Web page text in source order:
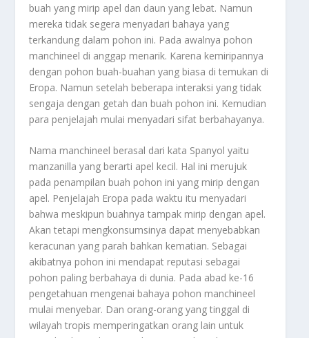
buah yang mirip apel dan daun yang lebat. Namun
mereka tidak segera menyadari bahaya yang
terkandung dalam pohon ini. Pada awalnya pohon
manchineel di anggap menarik. Karena kemiripannya
dengan pohon buah-buahan yang biasa di temukan di
Eropa. Namun setelah beberapa interaksi yang tidak
sengaja dengan getah dan buah pohon ini. Kemudian
para penjelajah mulai menyadari sifat berbahayanya.
Nama manchineel berasal dari kata Spanyol yaitu
manzanilla yang berarti apel kecil. Hal ini merujuk
pada penampilan buah pohon ini yang mirip dengan
apel. Penjelajah Eropa pada waktu itu menyadari
bahwa meskipun buahnya tampak mirip dengan apel.
Akan tetapi mengkonsumsinya dapat menyebabkan
keracunan yang parah bahkan kematian. Sebagai
akibatnya pohon ini mendapat reputasi sebagai
pohon paling berbahaya di dunia. Pada abad ke-16
pengetahuan mengenai bahaya pohon manchineel
mulai menyebar. Dan orang-orang yang tinggal di
wilayah tropis memperingatkan orang lain untuk